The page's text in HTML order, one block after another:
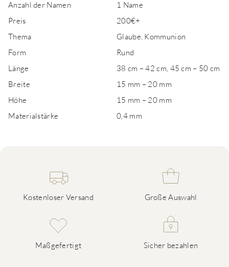
Anzahl der Namen
1 Name
Preis
200€+
Thema
Glaube, Kommunion
Form
Rund
Länge
38 cm – 42 cm, 45 cm – 50 cm
Breite
15 mm – 20 mm
Höhe
15 mm – 20 mm
Materialstärke
0,4 mm
Kostenloser Versand Große Auswahl
Maßgefertigt Sicher bezahlen